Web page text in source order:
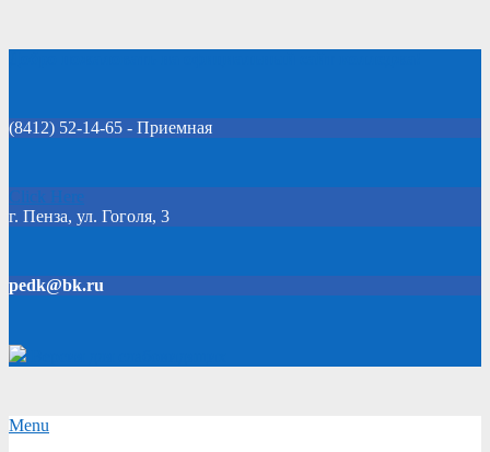
(8412) 52-14-65 - Приемная
Click Here
г. Пенза, ул. Гоголя, 3
pedk@bk.ru
Secondary
Menu